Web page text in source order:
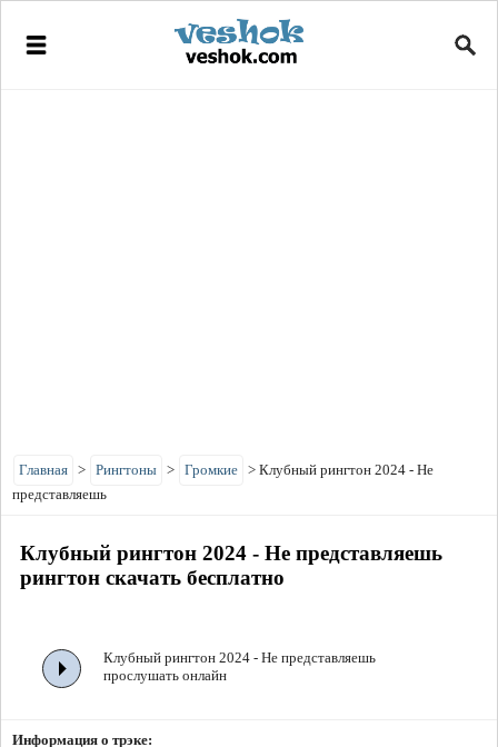
Главная > Рингтоны > Громкие > Клубный рингтон 2024 - Не
представляешь
Клубный рингтон 2024 - Не представляешь
рингтон скачать бесплатно
Клубный рингтон 2024 - Не представляешь
прослушать онлайн
Информация о трэке: